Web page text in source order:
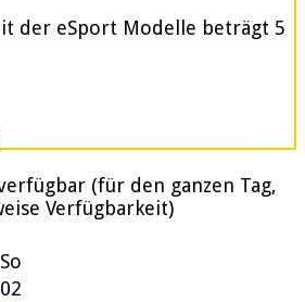
der eSport Modelle beträgt 5
(für den ganzen Tag,
Verfügbarkeit)
So
02